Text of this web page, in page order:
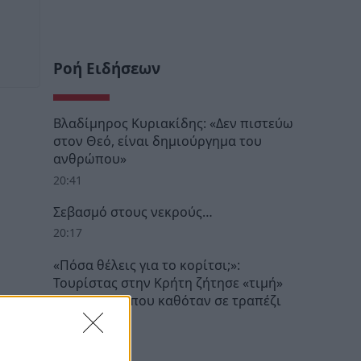
Ροή Ειδήσεων
Βλαδίμηρος Κυριακίδης: «Δεν πιστεύω
στον Θεό, είναι δημιούργημα του
ανθρώπου»
20:41
Σεβασμό στους νεκρούς…
20:17
«Πόσα θέλεις για το κορίτσι;»:
Τουρίστας στην Κρήτη ζήτησε «τιμή»
για ανήλικη που καθόταν σε τραπέζι
επιχείρησης